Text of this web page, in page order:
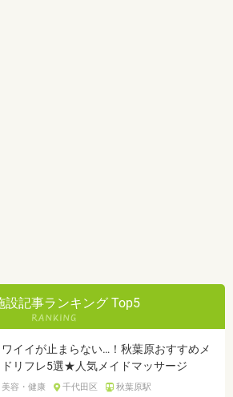
設記事ランキング Top5
ワイイが止まらない…！秋葉原おすすめメ
ドリフレ5選★人気メイドマッサージ
美容・健康 千代田区 秋葉原駅